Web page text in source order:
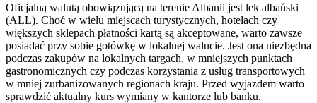
Oficjalną walutą obowiązującą na terenie Albanii jest lek albański
(ALL). Choć w wielu miejscach turystycznych, hotelach czy
większych sklepach płatności kartą są akceptowane, warto zawsze
posiadać przy sobie gotówkę w lokalnej walucie. Jest ona niezbędna
podczas zakupów na lokalnych targach, w mniejszych punktach
gastronomicznych czy podczas korzystania z usług transportowych
w mniej zurbanizowanych regionach kraju. Przed wyjazdem warto
sprawdzić aktualny kurs wymiany w kantorze lub banku.